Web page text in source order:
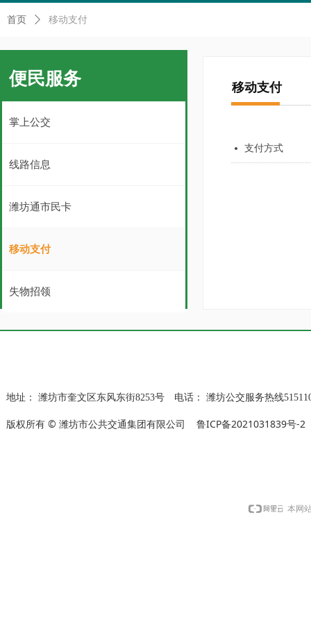
首页 ꄲ 移动支付
移动支付
넸 支付方式
便民服务
掌上公交
线路信息
潍坊通市民卡
移动支付
失物招领
地址： 潍坊市奎文区东风东街8253号 电话： 潍坊公交服务热线
版权所有 © 潍坊市公共交通集团有限公司 鲁ICP备2021031839号-2
本网